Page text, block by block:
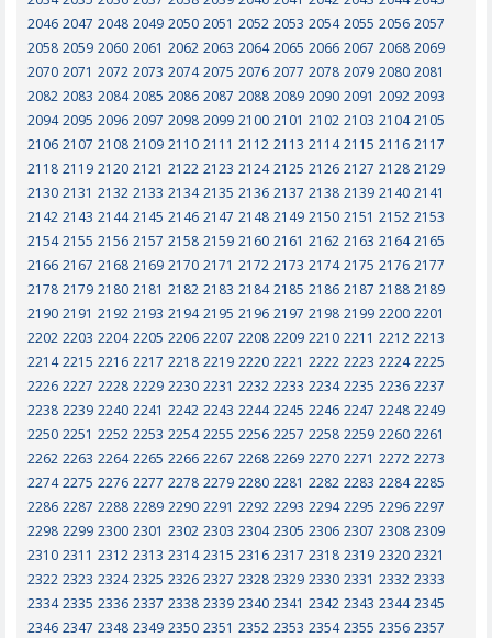
2046 2047 2048 2049 2050 2051 2052 2053 2054 2055 2056 2057
2058 2059 2060 2061 2062 2063 2064 2065 2066 2067 2068 2069
2070 2071 2072 2073 2074 2075 2076 2077 2078 2079 2080 2081
2082 2083 2084 2085 2086 2087 2088 2089 2090 2091 2092 2093
2094 2095 2096 2097 2098 2099 2100 2101 2102 2103 2104 2105
2106 2107 2108 2109 2110 2111 2112 2113 2114 2115 2116 2117
2118 2119 2120 2121 2122 2123 2124 2125 2126 2127 2128 2129
2130 2131 2132 2133 2134 2135 2136 2137 2138 2139 2140 2141
2142 2143 2144 2145 2146 2147 2148 2149 2150 2151 2152 2153
2154 2155 2156 2157 2158 2159 2160 2161 2162 2163 2164 2165
2166 2167 2168 2169 2170 2171 2172 2173 2174 2175 2176 2177
2178 2179 2180 2181 2182 2183 2184 2185 2186 2187 2188 2189
2190 2191 2192 2193 2194 2195 2196 2197 2198 2199 2200 2201
2202 2203 2204 2205 2206 2207 2208 2209 2210 2211 2212 2213
2214 2215 2216 2217 2218 2219 2220 2221 2222 2223 2224 2225
2226 2227 2228 2229 2230 2231 2232 2233 2234 2235 2236 2237
2238 2239 2240 2241 2242 2243 2244 2245 2246 2247 2248 2249
2250 2251 2252 2253 2254 2255 2256 2257 2258 2259 2260 2261
2262 2263 2264 2265 2266 2267 2268 2269 2270 2271 2272 2273
2274 2275 2276 2277 2278 2279 2280 2281 2282 2283 2284 2285
2286 2287 2288 2289 2290 2291 2292 2293 2294 2295 2296 2297
2298 2299 2300 2301 2302 2303 2304 2305 2306 2307 2308 2309
2310 2311 2312 2313 2314 2315 2316 2317 2318 2319 2320 2321
2322 2323 2324 2325 2326 2327 2328 2329 2330 2331 2332 2333
2334 2335 2336 2337 2338 2339 2340 2341 2342 2343 2344 2345
2346 2347 2348 2349 2350 2351 2352 2353 2354 2355 2356 2357